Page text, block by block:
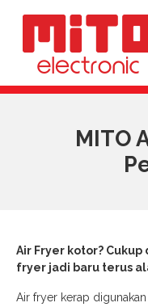
MITO
Air Fryer kotor?
fryer jadi baru terus
Air fryer kerap